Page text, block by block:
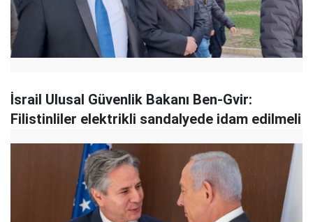
İsrail Ulusal Güvenlik Bakanı Ben-Gvir:
Filistinliler elektrikli sandalyede idam edilmeli